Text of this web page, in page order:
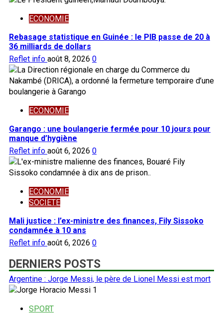
ECONOMIE
Rebasage statistique en Guinée : le PIB passe de 20 à
36 milliards de dollars
Reflet info août 8, 2026 0
ECONOMIE
Garango : une boulangerie fermée pour 10 jours pour
manque d’hygiène
Reflet info août 6, 2026 0
ECONOMIE
SOCIETE
Mali justice : l’ex-ministre des finances, Fily Sissoko
condamnée à 10 ans
Reflet info août 6, 2026 0
DERNIERS POSTS
Argentine : Jorge Messi, le père de Lionel Messi est mort
1
SPORT